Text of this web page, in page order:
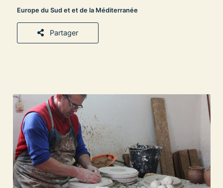
Europe du Sud et et de la Méditerranée
Partager